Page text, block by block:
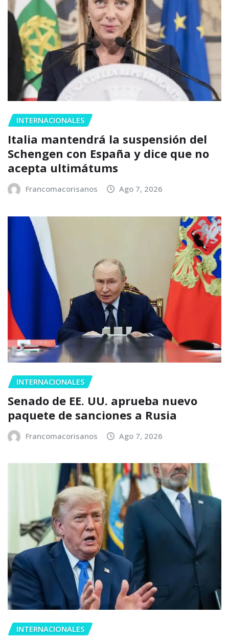
INTERNACIONALES
Italia mantendrá la suspensión del
Schengen con España y dice que no
acepta ultimátums
Francomacorisanos Ago 7, 2026
INTERNACIONALES
Senado de EE. UU. aprueba nuevo
paquete de sanciones a Rusia
Francomacorisanos Ago 7, 2026
INTERNACIONALES